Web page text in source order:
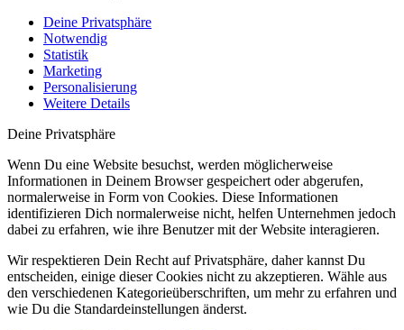
Deine Privatsphäre
Notwendig
Statistik
Marketing
Personalisierung
Weitere Details
Deine Privatsphäre
Wenn Du eine Website besuchst, werden möglicherweise
Informationen in Deinem Browser gespeichert oder abgerufen,
normalerweise in Form von Cookies. Diese Informationen
identifizieren Dich normalerweise nicht, helfen Unternehmen jedoch
dabei zu erfahren, wie ihre Benutzer mit der Website interagieren.
Wir respektieren Dein Recht auf Privatsphäre, daher kannst Du
entscheiden, einige dieser Cookies nicht zu akzeptieren. Wähle aus
den verschiedenen Kategorieüberschriften, um mehr zu erfahren und
wie Du die Standardeinstellungen änderst.